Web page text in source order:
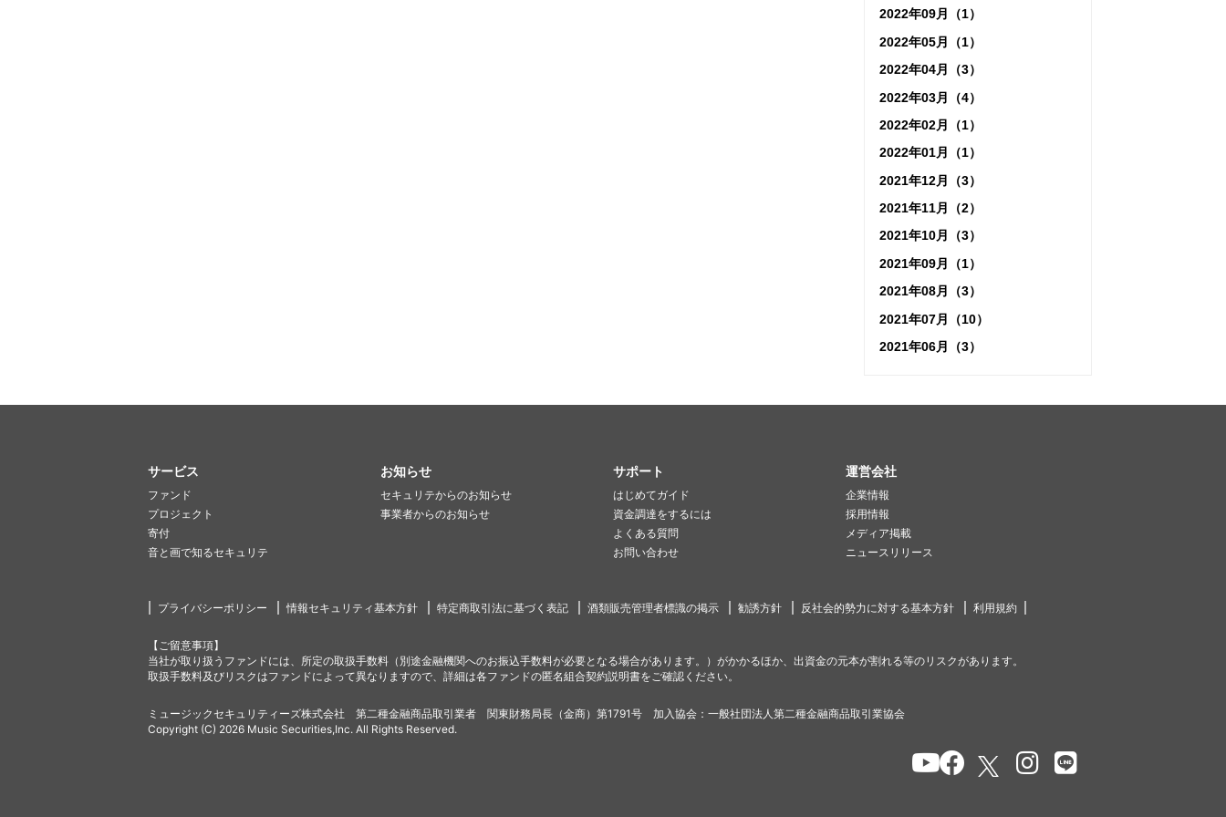
2022年09月（1）
2022年05月（1）
2022年04月（3）
2022年03月（4）
2022年02月（1）
2022年01月（1）
2021年12月（3）
2021年11月（2）
2021年10月（3）
2021年09月（1）
2021年08月（3）
2021年07月（10）
2021年06月（3）
サービス
ファンド
プロジェクト
寄付
音と画で知るセキュリテ
お知らせ
セキュリテからのお知らせ
事業者からのお知らせ
サポート
はじめてガイド
資金調達をするには
よくある質問
お問い合わせ
運営会社
企業情報
採用情報
メディア掲載
ニュースリリース
プライバシーポリシー 情報セキュリティ基本方針 特定商取引法に基づく表記 酒類販売管理者標識の掲示 勧誘方針 反社会的勢力に対する基本方針 利用規約
【ご留意事項】
当社が取り扱うファンドには、所定の取扱手数料（別途金融機関へのお振込手数料が必要となる場合があります。）がかかるほか、出資金の元本が割れる等のリスクがあります。
取扱手数料及びリスクはファンドによって異なりますので、詳細は各ファンドの匿名組合契約説明書をご確認ください。
ミュージックセキュリティーズ株式会社 第二種金融商品取引業者 関東財務局長（金商）第1791号 加入協会：一般社団法人第二種金融商品取引業協会
Copyright (C) 2026 Music Securities,Inc. All Rights Reserved.